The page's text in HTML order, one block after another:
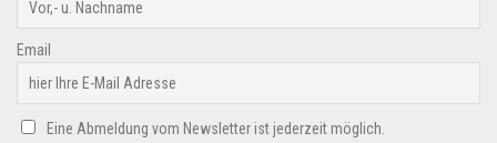
Email
Eine Abmeldung vom Newsletter ist jederzeit möglich.